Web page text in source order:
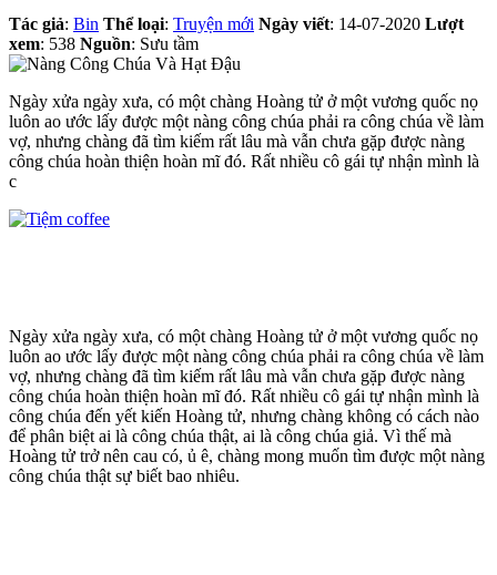
Tác giả: Bin Thể loại: Truyện mới Ngày viết: 14-07-2020 Lượt
xem: 538 Nguồn: Sưu tầm
Ngày xửa ngày xưa, có một chàng Hoàng tử ở một vương quốc nọ
luôn ao ước lấy được một nàng công chúa phải ra công chúa về làm
vợ, nhưng chàng đã tìm kiếm rất lâu mà vẫn chưa gặp được nàng
công chúa hoàn thiện hoàn mĩ đó. Rất nhiều cô gái tự nhận mình là
c
Ngày xửa ngày xưa, có một chàng Hoàng tử ở một vương quốc nọ
luôn ao ước lấy được một nàng công chúa phải ra công chúa về làm
vợ, nhưng chàng đã tìm kiếm rất lâu mà vẫn chưa gặp được nàng
công chúa hoàn thiện hoàn mĩ đó. Rất nhiều cô gái tự nhận mình là
công chúa đến yết kiến Hoàng tử, nhưng chàng không có cách nào
để phân biệt ai là công chúa thật, ai là công chúa giả. Vì thế mà
Hoàng tử trở nên cau có, ủ ê, chàng mong muốn tìm được một nàng
công chúa thật sự biết bao nhiêu.